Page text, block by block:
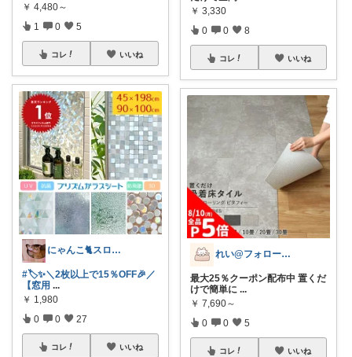
￥ 4,480～
1 0 5
コレ いいね
にゃんこ🐈スローです🐢💦
#🏷️✨＼2枚以上で15％OFF🎉／
【窓用 ...
￥ 1,980
0 0 27
コレ いいね
￥ 3,330
0 0 8
コレ いいね
れい@フォロー＆経由購入感謝です♪
最大25％クーポン配布中 置くだ
けで簡単に ...
￥ 7,690～
0 0 5
コレ いいね